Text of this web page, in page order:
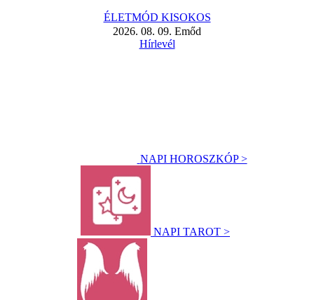
ÉLETMÓD KISOKOS
2026. 08. 09. Emőd
Hírlevél
NAPI HOROSZKÓP >
NAPI TAROT >